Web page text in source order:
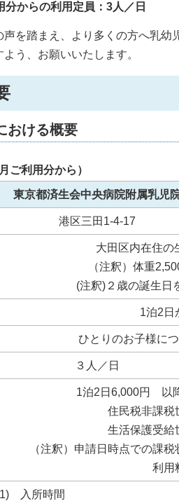
分からの利用定員：3人／日
声を踏まえ、より多くの方へ乳幼
う、お願いいたします。
おける概要
ご利用分から）
東京都済生会中央病院附属乳児
港区三田1-4-17
大田区内在住の
（注釈）体重
(注釈)２歳の誕生日
1泊2日
ひとりのお子様に
３人／日
1泊2日6,000円 以
住民税非課税
生活保護受給
（注釈）申請日時点での課
利用
入所時間